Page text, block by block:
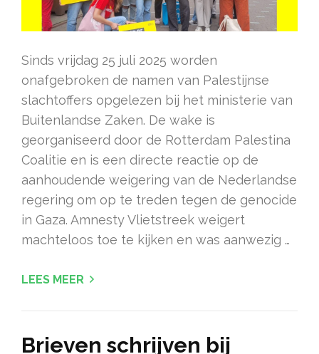
Sinds vrijdag 25 juli 2025 worden
onafgebroken de namen van Palestijnse
slachtoffers opgelezen bij het ministerie van
Buitenlandse Zaken. De wake is
georganiseerd door de Rotterdam Palestina
Coalitie en is een directe reactie op de
aanhoudende weigering van de Nederlandse
regering om op te treden tegen de genocide
in Gaza. Amnesty Vlietstreek weigert
machteloos toe te kijken en was aanwezig …
LEES MEER
Brieven schrijven bij